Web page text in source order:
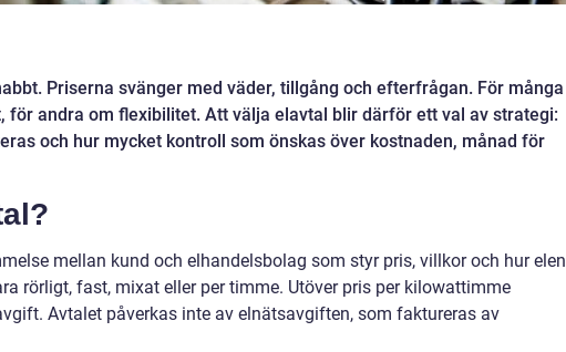
Priserna svänger med väder, tillgång och efterfrågan. För många
för andra om flexibilitet. Att välja elavtal blir därför ett val av strategi:
och hur mycket kontroll som önskas över kostnaden, månad för
mellan kund och elhandelsbolag som styr pris, villkor och hur elen
rörligt, fast, mixat eller per timme. Utöver pris per kilowattimme
Avtalet påverkas inte av elnätsavgiften, som faktureras av